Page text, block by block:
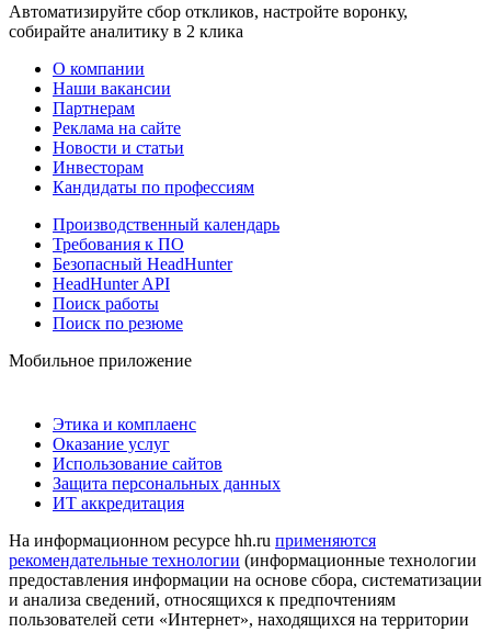
Автоматизируйте сбор откликов, настройте воронку,
собирайте аналитику в 2 клика
О компании
Наши вакансии
Партнерам
Реклама на сайте
Новости и статьи
Инвесторам
Кандидаты по профессиям
Производственный календарь
Требования к ПО
Безопасный HeadHunter
HeadHunter API
Поиск работы
Поиск по резюме
Мобильное приложение
Этика и комплаенс
Оказание услуг
Использование сайтов
Защита персональных данных
ИТ аккредитация
На информационном ресурсе hh.ru применяются
рекомендательные технологии (информационные технологии
предоставления информации на основе сбора, систематизации
и анализа сведений, относящихся к предпочтениям
пользователей сети «Интернет», находящихся на территории